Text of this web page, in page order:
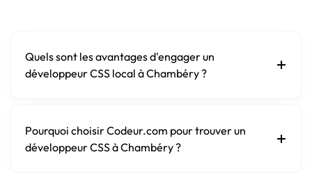
Quels sont les avantages d'engager un
développeur CSS local à Chambéry ?
Pourquoi choisir Codeur.com pour trouver un
développeur CSS à Chambéry ?